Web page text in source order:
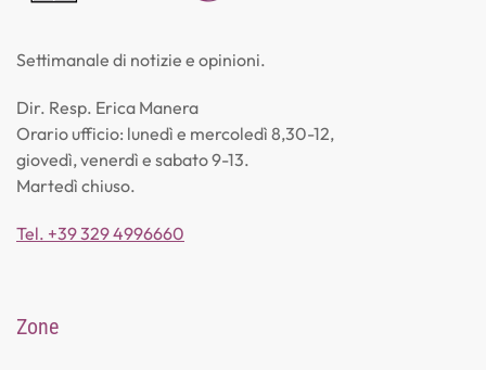
Settimanale di notizie e opinioni.
Dir. Resp. Erica Manera
Orario ufficio: lunedì e mercoledì 8,30-12,
giovedì, venerdì e sabato 9-13.
Martedì chiuso.
Tel. +39 329 4996660
Zone